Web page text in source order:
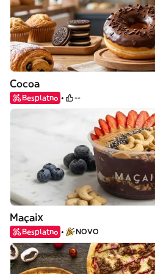
Cocoa
Besplatno --
Maçaix
Besplatno NOVO